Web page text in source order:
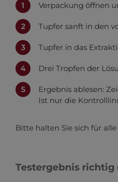
Verpackung öffnen
Tupfer sanft in den
Tupfer in das
Drei Tropfen der
Ergebnis ablesen:
Ist nur die
Bitte halten Sie sich für
Testergebnis richtig